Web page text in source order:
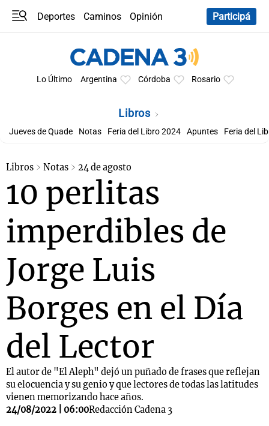
Deportes Caminos
Opinión
Participá
Lo Último Argentina Córdoba Rosario
Libros
Jueves de Quade Notas Feria del Libro 2024 Apuntes Feria del
Libros Notas 24 de agosto
10 perlitas
imperdibles de
Jorge Luis
Borges en el Día
del Lector
El autor de "El Aleph" dejó un puñado de frases que reflejan
su elocuencia y su genio y que lectores de todas las latitudes
vienen memorizando hace años.
24/08/2022 | 06:00Redacción Cadena 3